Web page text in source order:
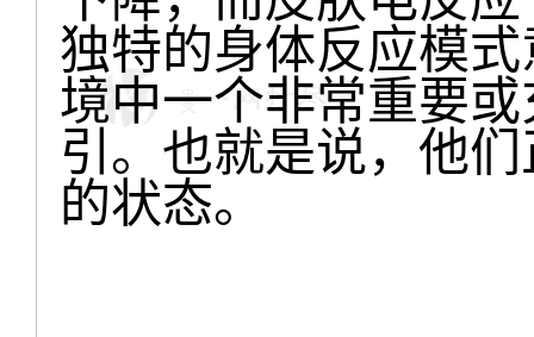
独特的身体反应模
境中一个非常重要
引。也就是说，他
的状态。